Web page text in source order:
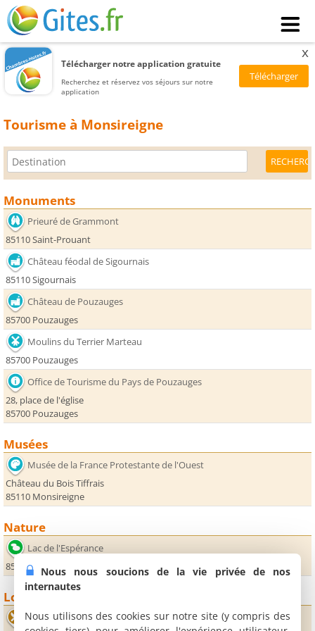
Télécharger notre application gratuite
Recherchez et réservez vos séjours sur notre
application
x
Tourisme à Monsireigne
Monuments
Prieuré de Grammont
85110 Saint-Prouant
Château féodal de Sigournais
85110 Sigournais
Château de Pouzauges
85700 Pouzauges
Moulins du Terrier Marteau
85700 Pouzauges
Office de Tourisme du Pays de Pouzauges
28, place de l'église
85700 Pouzauges
Musées
Musée de la France Protestante de l'Ouest
Château du Bois Tiffrais
85110 Monsireigne
Nature
Lac de l'Espérance
85700 Pouzauges
Loisirs
Le Casse Croûte Vendéen
Nous nous soucions de la vie privée de nos
internautes
Nous utilisons des cookies sur notre site (y compris des